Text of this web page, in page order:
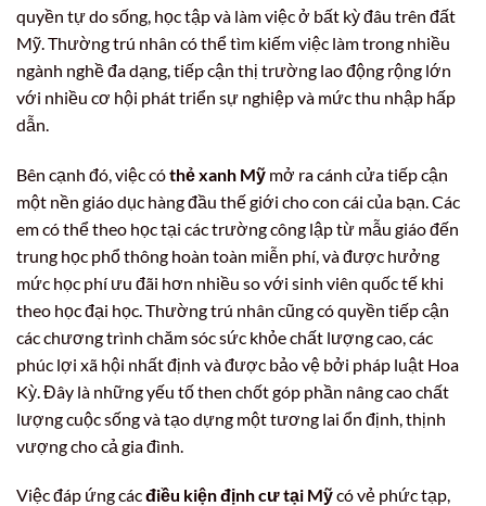
quyền tự do sống, học tập và làm việc ở bất kỳ đâu trên đất
Mỹ. Thường trú nhân có thể tìm kiếm việc làm trong nhiều
ngành nghề đa dạng, tiếp cận thị trường lao động rộng lớn
với nhiều cơ hội phát triển sự nghiệp và mức thu nhập hấp
dẫn.
Bên cạnh đó, việc cóthẻ xanh Mỹ mở ra cánh cửa tiếp cận
một nền giáo dục hàng đầu thế giới cho con cái của bạn. Các
em có thể theo học tại các trường công lập từ mẫu giáo đến
trung học phổ thông hoàn toàn miễn phí, và được hưởng
mức học phí ưu đãi hơn nhiều so với sinh viên quốc tế khi
theo học đại học. Thường trú nhân cũng có quyền tiếp cận
các chương trình chăm sóc sức khỏe chất lượng cao, các
phúc lợi xã hội nhất định và được bảo vệ bởi pháp luật Hoa
Kỳ. Đây là những yếu tố then chốt góp phần nâng cao chất
lượng cuộc sống và tạo dựng một tương lai ổn định, thịnh
vượng cho cả gia đình.
Việc đáp ứng cácđiều kiện định cư tại Mỹcó vẻ phức tạp,